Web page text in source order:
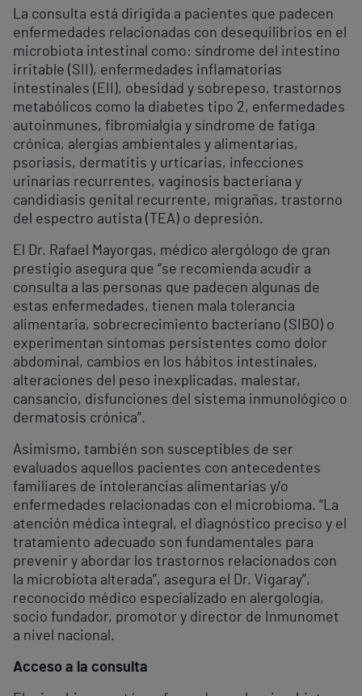
La consulta está dirigida a pacientes que padecen
enfermedades relacionadas con desequilibrios en el
microbiota intestinal como: síndrome del intestino
irritable (SII), enfermedades inflamatorias
intestinales (EII), obesidad y sobrepeso, trastornos
metabólicos como la diabetes tipo 2, enfermedades
autoinmunes, fibromialgia y síndrome de fatiga
crónica, alergias ambientales y alimentarias,
psoriasis, dermatitis y urticarias, infecciones
urinarias recurrentes, vaginosis bacteriana y
candidiasis genital recurrente, migrañas, trastorno
del espectro autista (TEA) o depresión.
El Dr. Rafael Mayorgas, médico alergólogo de gran
prestigio asegura que “se recomienda acudir a
consulta a las personas que padecen algunas de
estas enfermedades, tienen mala tolerancia
alimentaria, sobrecrecimiento bacteriano (SIBO) o
experimentan síntomas persistentes como dolor
abdominal, cambios en los hábitos intestinales,
alteraciones del peso inexplicadas, malestar,
cansancio, disfunciones del sistema inmunológico o
dermatosis crónica”.
Asimismo, también son susceptibles de ser
evaluados aquellos pacientes con antecedentes
familiares de intolerancias alimentarias y/o
enfermedades relacionadas con el microbioma. “La
atención médica integral, el diagnóstico preciso y el
tratamiento adecuado son fundamentales para
prevenir y abordar los trastornos relacionados con
la microbiota alterada”, asegura el Dr. Vigaray”,
reconocido médico especializado en alergología,
socio fundador, promotor y director de Inmunomet
a nivel nacional.
Acceso a la consulta